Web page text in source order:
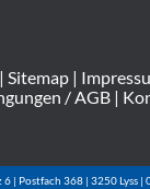
| Sitemap|
/ AGB|
| Postfach 368 | 3250 Lyss |